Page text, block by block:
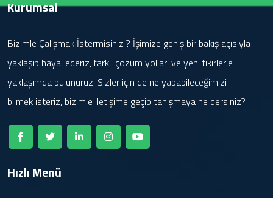
Kurumsal
Bizimle Çalışmak İstermisiniz ? İşimize geniş bir bakış açısıyla
yaklaşıp hayal ederiz, farklı çözüm yolları ve yeni fikirlerle
yaklaşımda bulunuruz. Sizler için de ne yapabileceğimizi
bilmek isteriz, bizimle iletişime geçip tanışmaya ne dersiniz?
Hızlı Menü